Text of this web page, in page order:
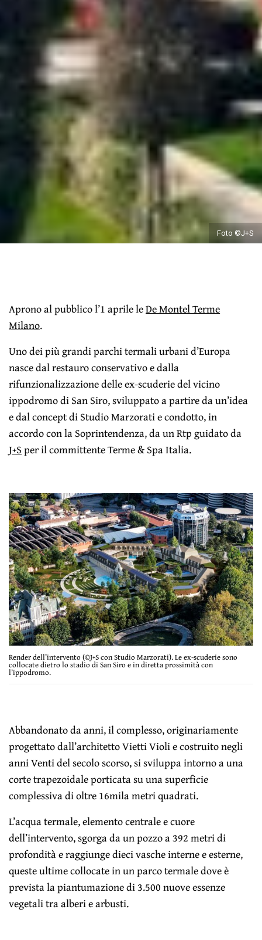
Foto ©J+S
Aprono al pubblico l’1 aprile leDe Montel Terme
Milano.
Uno dei più grandi parchi termali urbani d’Europa
nasce dal restauro conservativo e dalla
rifunzionalizzazione delle ex-scuderie del vicino
ippodromo di San Siro, sviluppato a partire da un’idea
e dal concept di Studio Marzorati e condotto, in
accordo con la Soprintendenza, da un Rtp guidato da
J+Sper il committente Terme & Spa Italia.
Render dell’intervento (©J+S con Studio Marzorati). Le ex-scuderie sono
collocate dietro lo stadio di San Siro e in diretta prossimità con
l’ippodromo.
Abbandonato da anni, il complesso, originariamente
progettato dall’architetto Vietti Violi e costruito negli
anni Venti del secolo scorso, si sviluppa intorno a una
corte trapezoidale porticata su una superficie
complessiva di oltre 16mila metri quadrati.
L’acqua termale, elemento centrale e cuore
dell’intervento, sgorga da un pozzo a 392 metri di
profondità e raggiunge dieci vasche interne e esterne,
queste ultime collocate in un parco termale dove è
prevista la piantumazione di 3.500 nuove essenze
vegetali tra alberi e arbusti.